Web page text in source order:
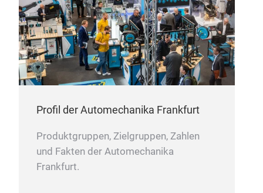
Profil der Automechanika Frankfurt
Produktgruppen, Zielgruppen, Zahlen
und Fakten der Automechanika
Frankfurt.